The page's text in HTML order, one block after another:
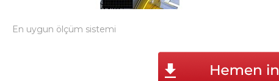
En uygun ölçüm sistemi